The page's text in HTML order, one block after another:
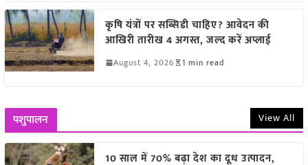
कृषि यंत्रों पर सब्सिडी चाहिए? आवेदन की
आखिरी तारीख 4 अगस्त, जल्द करें अप्लाई
August 4, 2026 1 min read
पशुपालन View All
10 साल में 70% बढ़ा देश का दूध उत्पादन,